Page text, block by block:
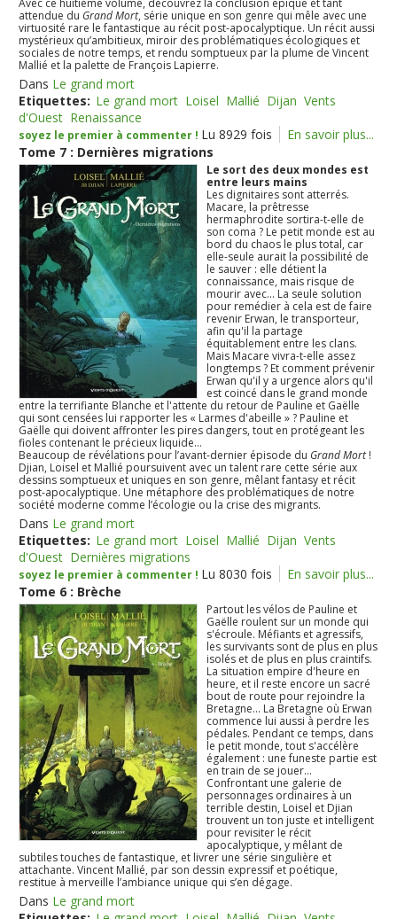
Avec ce huitième volume, découvrez la conclusion épique et tant
attendue du Grand Mort, série unique en son genre qui mêle avec une
virtuosité rare le fantastique au récit post-apocalyptique. Un récit aussi
mystérieux qu’ambitieux, miroir des problématiques écologiques et
sociales de notre temps, et rendu somptueux par la plume de Vincent
Mallié et la palette de François Lapierre.
Dans Le grand mort
Etiquettes: Le grand mort Loisel Mallié Dijan Vents
d'Ouest Renaissance
soyez le premier à commenter ! Lu 8929 fois
En savoir plus...
Tome 7 : Dernières migrations
Le sort des deux mondes est
entre leurs mains
Les dignitaires sont atterrés.
Macare, la prêtresse
hermaphrodite sortira-t-elle de
son coma ? Le petit monde est au
bord du chaos le plus total, car
elle-seule aurait la possibilité de
le sauver : elle détient la
connaissance, mais risque de
mourir avec... La seule solution
pour remédier à cela est de faire
revenir Erwan, le transporteur,
afin qu'il la partage
équitablement entre les clans.
Mais Macare vivra-t-elle assez
longtemps ? Et comment prévenir
Erwan qu'il y a urgence alors qu'il
est coincé dans le grand monde
entre la terrifiante Blanche et l'attente du retour de Pauline et Gaëlle
qui sont censées lui rapporter les « Larmes d'abeille » ? Pauline et
Gaëlle qui doivent affronter les pires dangers, tout en protégeant les
fioles contenant le précieux liquide...
Beaucoup de révélations pour l’avant-dernier épisode du Grand Mort!
Djian, Loisel et Mallié poursuivent avec un talent rare cette série aux
dessins somptueux et uniques en son genre, mêlant fantasy et récit
post-apocalyptique. Une métaphore des problématiques de notre
société moderne comme l’écologie ou la crise des migrants.
Dans Le grand mort
Etiquettes: Le grand mort Loisel Mallié Dijan Vents
d'Ouest Dernières migrations
soyez le premier à commenter ! Lu 8030 fois
En savoir plus...
Tome 6 : Brèche
Partout les vélos de Pauline et
Gaëlle roulent sur un monde qui
s'écroule. Méfiants et agressifs,
les survivants sont de plus en plus
isolés et de plus en plus craintifs.
La situation empire d'heure en
heure, et il reste encore un sacré
bout de route pour rejoindre la
Bretagne... La Bretagne où Erwan
commence lui aussi à perdre les
pédales. Pendant ce temps, dans
le petit monde, tout s'accélère
également : une funeste partie est
en train de se jouer...
Confrontant une galerie de
personnages ordinaires à un
terrible destin, Loisel et Djian
trouvent un ton juste et intelligent
pour revisiter le récit
apocalyptique, y mêlant de
subtiles touches de fantastique, et livrer une série singulière et
attachante. Vincent Mallié, par son dessin expressif et poétique,
restitue à merveille l’ambiance unique qui s’en dégage.
Dans Le grand mort